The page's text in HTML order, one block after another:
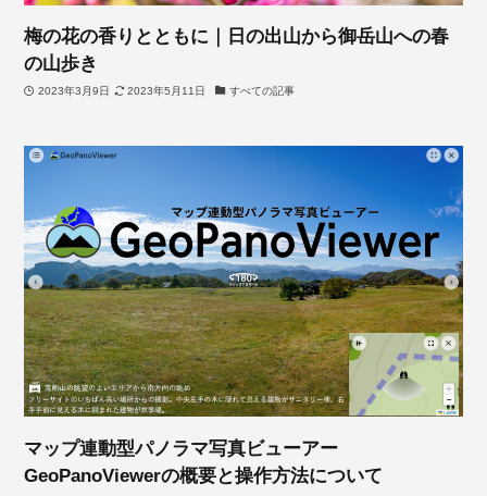
梅の花の香りとともに｜日の出山から御岳山への春
の山歩き
2023年3月9日 2023年5月11日 すべての記事
マップ連動型パノラマ写真ビューアー
GeoPanoViewerの概要と操作方法について